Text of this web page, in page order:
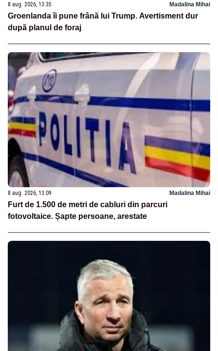
8 aug. 2026, 13:35 Madalina Mihai
Groenlanda îi pune frână lui Trump. Avertisment dur
după planul de foraj
8 aug. 2026, 13:09 Madalina Mihai
Furt de 1.500 de metri de cabluri din parcuri
fotovoltaice. Șapte persoane, arestate